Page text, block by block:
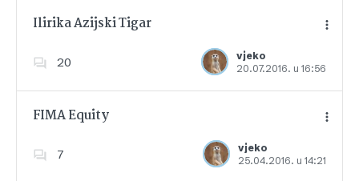
Ilirika Azijski Tigar
20
vjeko
20.07.2016. u 16:56
Dodajte u favorite
FIMA Equity
7
vjeko
25.04.2016. u 14:21
Dodajte u favorite